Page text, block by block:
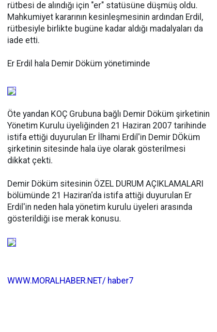
rütbesi de alındığı için "er" statüsüne düşmüş oldu.
Mahkumiyet kararının kesinleşmesinin ardından Erdil,
rütbesiyle birlikte bugüne kadar aldığı madalyaları da
iade etti.
Er Erdil hala Demir Döküm yönetiminde
Öte yandan KOÇ Grubuna bağlı Demir Döküm şirketinin
Yönetim Kurulu üyeliğinden 21 Haziran 2007 tarihinde
istifa ettiği duyurulan Er İlhami Erdil'in Demir DÖküm
şirketinin sitesinde hala üye olarak gösterilmesi
dikkat çekti.
Demir Döküm sitesinin ÖZEL DURUM AÇIKLAMALARI
bölümünde 21 Haziran'da istifa attiği duyurulan Er
Erdil'in neden hala yönetim kurulu üyeleri arasında
gösterildiği ise merak konusu.
WWW.MORALHABER.NET/ haber7